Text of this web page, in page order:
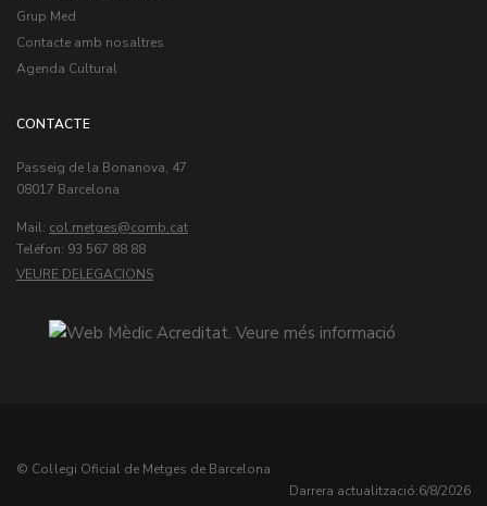
Grup Med
Contacte amb nosaltres
Agenda Cultural
CONTACTE
Passeig de la Bonanova, 47
08017 Barcelona
Mail: col.metges
Teléfon: 93 567 88 88
VEURE DELEGACIONS
© Col·legi Oficial de Metges de Barcelona
Darrera actualització:6/8/2026